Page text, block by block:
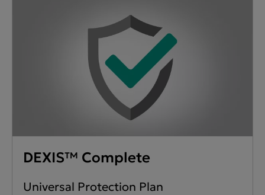
DEXIS™ Complete
Universal Protection Plan